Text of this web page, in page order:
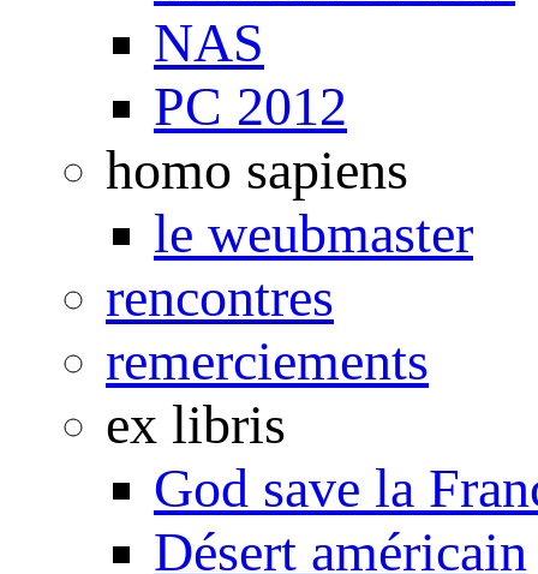
NAS
PC 2012
homo sapiens
le weubmaster
rencontres
remerciements
ex libris
God save la
Désert américain